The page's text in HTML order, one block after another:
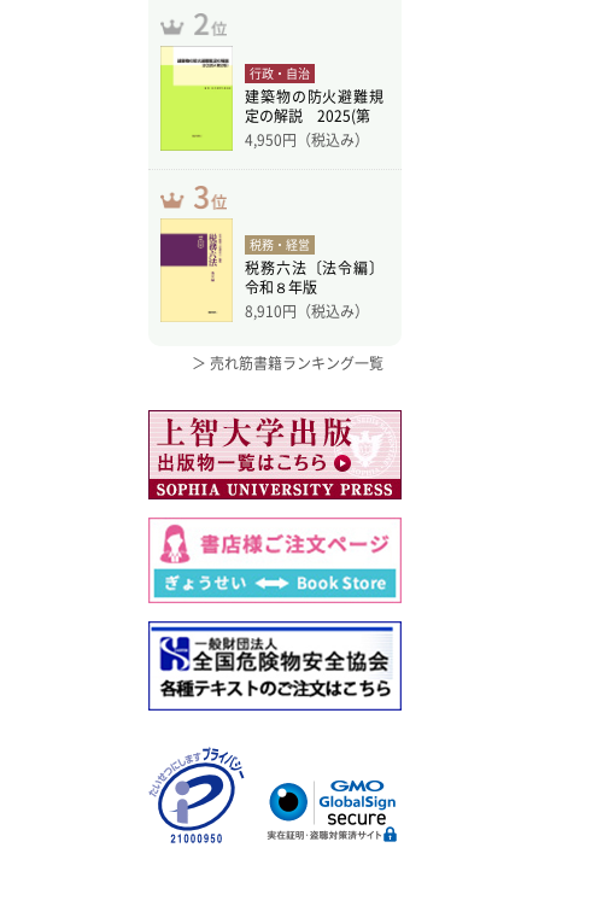
行政・自治
建築物の防火避難規
定の解説 2025(第
4,950円（税込み）
税務・経営
税務六法〔法令編〕
令和８年版
8,910円（税込み）
＞ 売れ筋書籍ランキング一覧